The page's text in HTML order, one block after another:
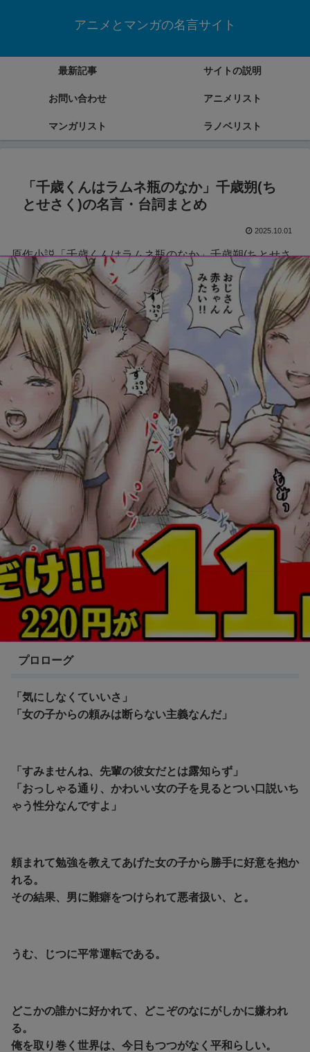
アニメとマンガの名言サイト
最新記事 サイトの説明
お問い合わせ アニメリスト
マンガリスト ラノベリスト
「千歳くんはラムネ瓶のなか」千歳朔(ち
とせさく)の名言・台詞まとめ
2025.10.01
原作小説「千歳くんはラムネ瓶のなか」千歳朔(ちとせさ
く)の名言・台詞をまとめていきます。
千歳くんはラムネ瓶のなか １巻
プロローグ
「気にしなくていいさ」
「女の子からの頼みは断らない主義なんだ」
「すみませんね、先輩の彼女だとは露知らず」
「おっしゃる通り、かわいい女の子を見るとつい口説いち
ゃう性分なんですよ」
頼まれて勉強を教えてあげた女の子から勝手に好意を抱か
れる。
その結果、男に難癖をつけられて悪者扱い、と。
うむ、じつに平常運転である。
どこかの誰かに好かれて、どこぞのなにがしかに嫌われ
る。
俺を取り巻く世界は、今日もつつがなく平和らしい。